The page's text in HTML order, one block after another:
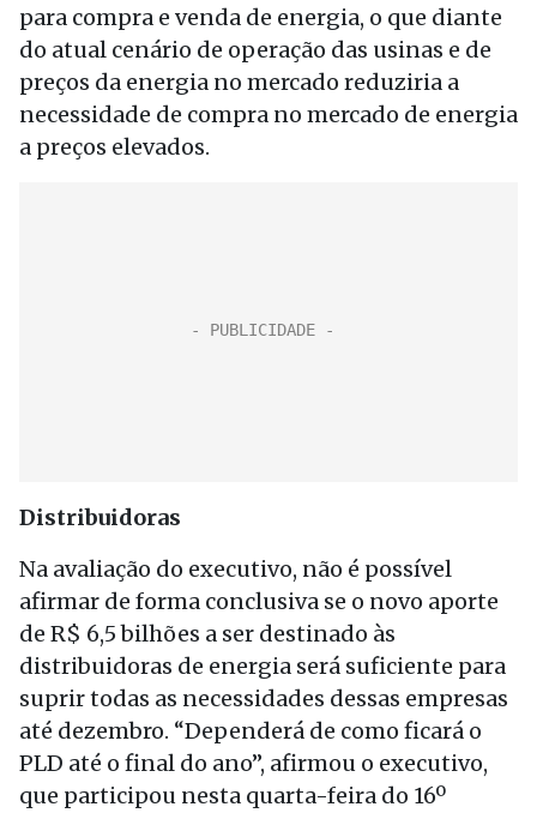
para compra e venda de energia, o que diante
do atual cenário de operação das usinas e de
preços da energia no mercado reduziria a
necessidade de compra no mercado de energia
a preços elevados.
Distribuidoras
Na avaliação do executivo, não é possível
afirmar de forma conclusiva se o novo aporte
de R$ 6,5 bilhões a ser destinado às
distribuidoras de energia será suficiente para
suprir todas as necessidades dessas empresas
até dezembro. “Dependerá de como ficará o
PLD até o final do ano”, afirmou o executivo,
que participou nesta quarta-feira do 16º